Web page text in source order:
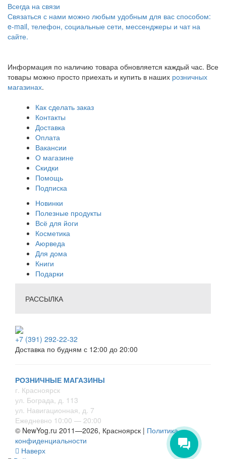
Всегда на связи
Связаться с нами можно любым удобным для вас способом:
e-mail, телефон, социальные сети, мессенджеры и чат на
сайте.
Информация по наличию товара обновляется каждый час. Все
товары можно просто приехать и купить в наших розничных
магазинах.
Как сделать заказ
Контакты
Доставка
Оплата
Вакансии
О магазине
Скидки
Помощь
Подписка
Новинки
Полезные продукты
Всё для йоги
Косметика
Аюрведа
Для дома
Книги
Подарки
РАССЫЛКА
+7 (391) 292-22-32
Доставка по будням с 12:00 до 20:00
РОЗНИЧНЫЕ МАГАЗИНЫ
г. Красноярск
ул. Бограда, д. 113
ул. Навигационная, д. 7
Ежедневно 10:00 — 20:00
© NewYog.ru 2011—2026, Красноярск | Политика
конфиденциальности
Наверх